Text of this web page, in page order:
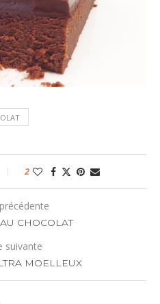
2
CHOCOLAT
suivante
MOELLEUX